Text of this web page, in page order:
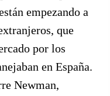
empezando a
que
por los
en España.
Newman,